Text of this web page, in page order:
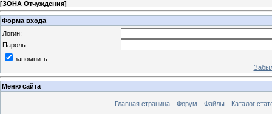
[ЗОНА Отчуждения]
Форма входа
Логин:
Пароль:
запомнить
Меню сайта
Главная страница Форум Файлы Каталог